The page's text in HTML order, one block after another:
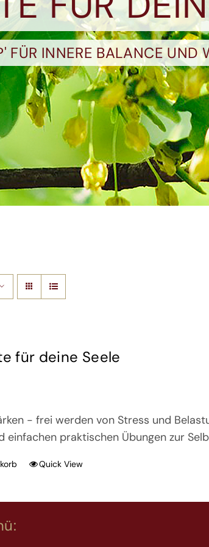
FÜR INNERE BALANCE UND
für deine Seele
- frei werden von Stress und
einfachen praktischen Übungen zur
Quick View